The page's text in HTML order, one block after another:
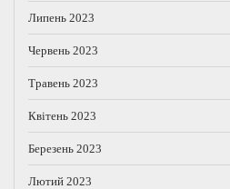
Липень 2023
Червень 2023
Травень 2023
Квітень 2023
Березень 2023
Лютий 2023